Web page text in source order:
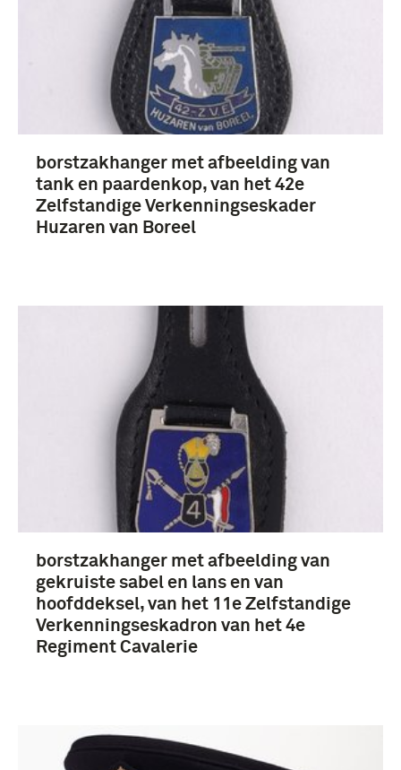
borstzakhanger met afbeelding van
tank en paardenkop, van het 42e
Zelfstandige Verkenningseskader
Huzaren van Boreel
borstzakhanger met afbeelding van
gekruiste sabel en lans en van
hoofddeksel, van het 11e Zelfstandige
Verkenningseskadron van het 4e
Regiment Cavalerie